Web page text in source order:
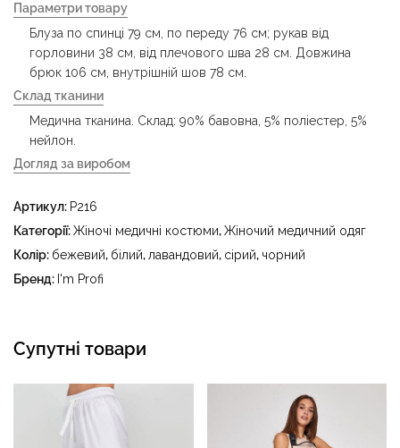
Параметри товару
Блуза по спинці 79 см, по переду 76 см; рукав від
горловини 38 см, від плечового шва 28 см. Довжина
брюк 106 см, внутрішній шов 78 см.
Склад тканини
Медична тканина. Склад: 90% бавовна, 5% поліестер, 5%
нейлон.
Догляд за виробом
прасувати за температури праски до 150 °C - не
відбілювати - суха чистка з використанням
тетрахлоретилену (перхлоретилену) та вуглеводів
температури до 40 °C
Артикул: P216
Категорії:Жіночі медичні костюми,Жіночий медичний одяг
Колір: бежевий, білий, лавандовий, сірий, чорний
Бренд: I'm Profi
Супутні товари